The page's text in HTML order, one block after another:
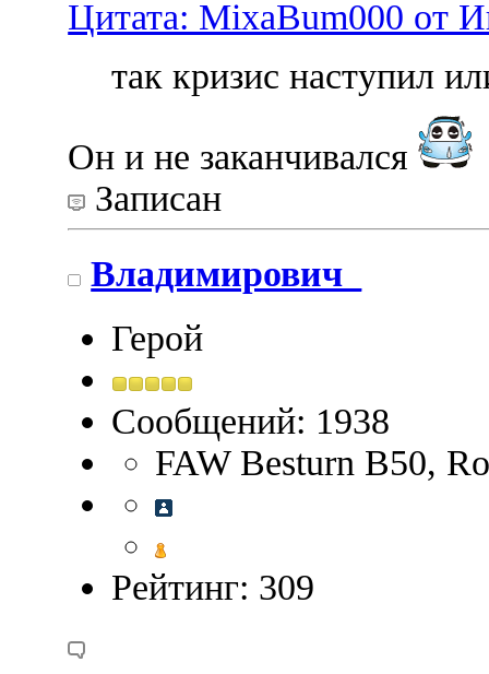
Цитата: MixaBum000 от
так кризиc наступил
Он и не заканчивался
Записан
Владимирович_
Герой
Сообщений: 1938
FAW Besturn B50,
Рейтинг: 309